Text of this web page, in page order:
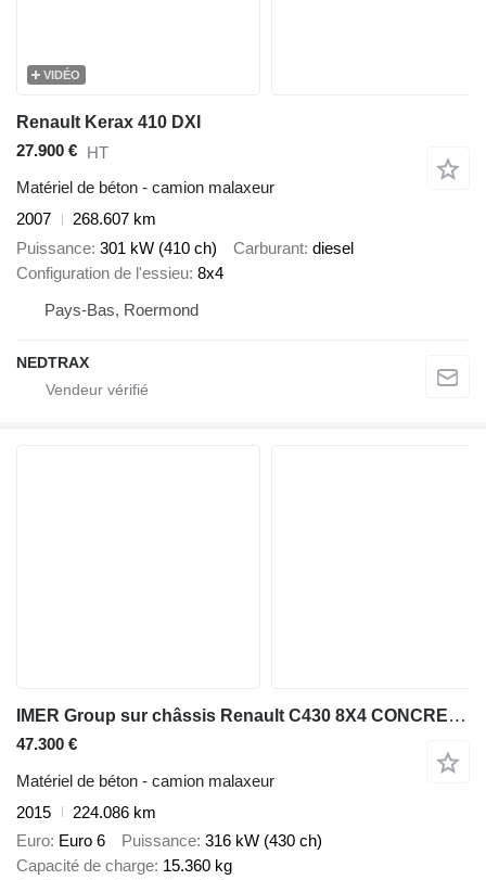
VIDÉO
Renault Kerax 410 DXI
27.900 € HT
Matériel de béton - camion malaxeur
2007
268.607 km
Puissance 301 kW (410 ch) Carburant diesel
Configuration de l'essieu 8x4
Pays-Bas, Roermond
NEDTRAX
IMER Group sur châssis Renault C430 8X4 CONCRETE MIXER MANUAL GEARBOX
47.300 €
Matériel de béton - camion malaxeur
2015
224.086 km
Euro Euro 6 Puissance 316 kW (430 ch)
Capacité de charge 15.360 kg